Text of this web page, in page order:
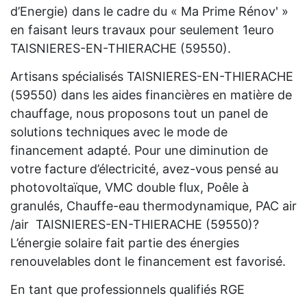
d’Energie) dans le cadre du « Ma Prime Rénov' »
en faisant leurs travaux pour seulement 1euro
TAISNIERES-EN-THIERACHE (59550).
Artisans spécialisés TAISNIERES-EN-THIERACHE
(59550) dans les aides financières en matière de
chauffage, nous proposons tout un panel de
solutions techniques avec le mode de
financement adapté. Pour une diminution de
votre facture d’électricité, avez-vous pensé au
photovoltaïque, VMC double flux, Poêle à
granulés, Chauffe-eau thermodynamique, PAC air
/air TAISNIERES-EN-THIERACHE (59550)?
L’énergie solaire fait partie des énergies
renouvelables dont le financement est favorisé.
En tant que professionnels qualifiés RGE